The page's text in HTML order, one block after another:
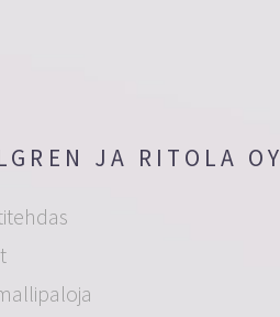
JA RITOLA OY